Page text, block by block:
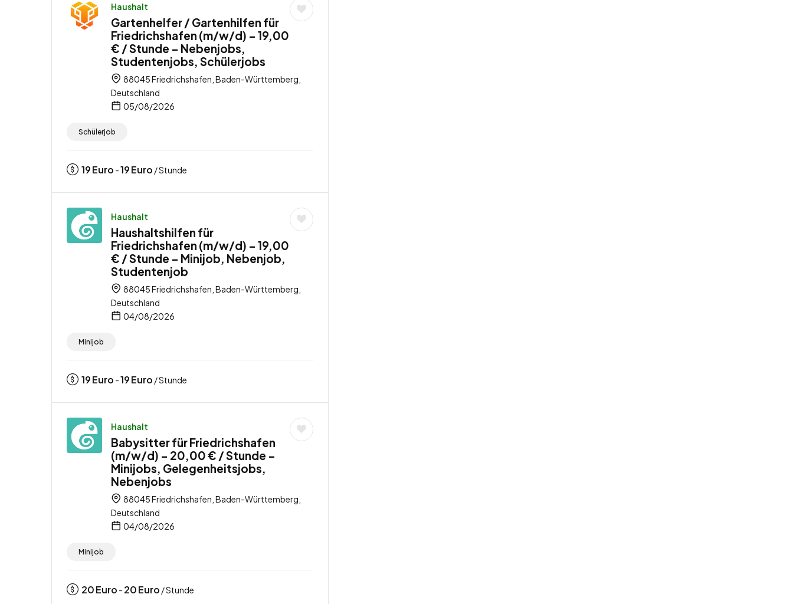
Haushalt
Gartenhelfer / Gartenhilfen für
Friedrichshafen (m/w/d) – 19,00
€ / Stunde – Nebenjobs,
Studentenjobs, Schülerjobs
88045 Friedrichshafen, Baden-Württemberg,
Deutschland
05/08/2026
Schülerjob
19Euro -19Euro / Stunde
Haushalt
Haushaltshilfen für
Friedrichshafen (m/w/d) – 19,00
€ / Stunde – Minijob, Nebenjob,
Studentenjob
88045 Friedrichshafen, Baden-Württemberg,
Deutschland
04/08/2026
Minijob
19Euro -19Euro / Stunde
Haushalt
Babysitter für Friedrichshafen
(m/w/d) – 20,00 € / Stunde –
Minijobs, Gelegenheitsjobs,
Nebenjobs
88045 Friedrichshafen, Baden-Württemberg,
Deutschland
04/08/2026
Minijob
20Euro - 20Euro / Stunde